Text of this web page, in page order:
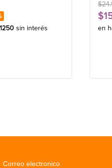
1250 sin interés
$24.
$
en
Correo electronico